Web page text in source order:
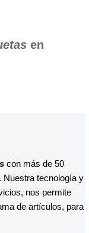
en
con más de 50
Nuestra tecnología y
nos permite
de artículos, para